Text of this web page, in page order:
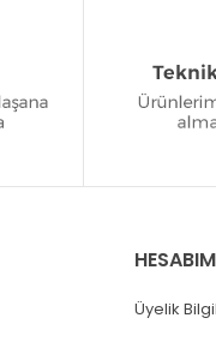
HESABIM
Üyelik